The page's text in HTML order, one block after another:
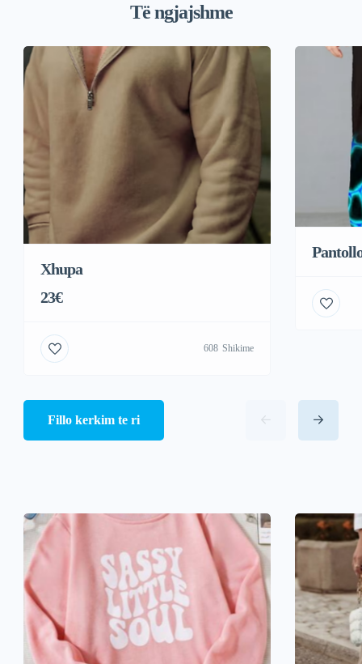
Të ngjajshme
Xhupa
23€
608 Shikime
Fillo kerkim te ri